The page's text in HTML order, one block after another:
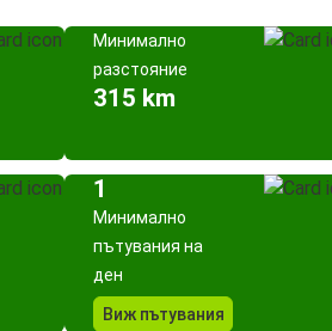
Минимално
разстояние
315 km
1
Минимално
пътувания на
ден
Виж пътувания